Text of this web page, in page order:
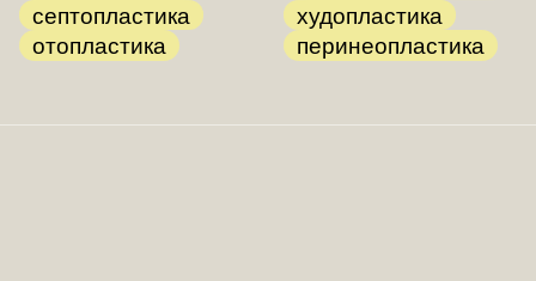
септопластика
отопластика
худопластика
перинеопластика